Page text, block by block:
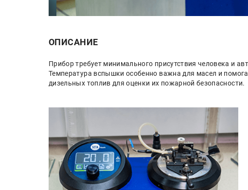
ОПИСАНИЕ
Прибор требует минимального присутствия человека и
Температура вспышки особенно важна для масел и
дизельных топлив для оценки их пожарной безопасности.